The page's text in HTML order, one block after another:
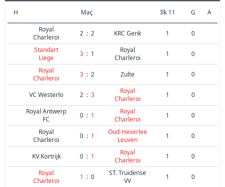
H Maç İlk 11 G
A
Royal
Charleroi
2 : 2 KRC Genk 1
0
Standart
Liege
3 : 1
Royal
Charleroi
1
0
Royal
Charleroi
3 : 2 Zulte 1 0
VC Westerlo 2 : 3
Royal
Charleroi
1
0
Royal Antwerp
FC
0 : 1
Royal
Charleroi
1
0
Royal
Charleroi
0 : 1
Oud-Heverlee
Leuven
1 0
KV Kortrijk 0 : 1
Royal
Charleroi
1
0
Royal
Charleroi
1 : 0
ST. Truidense
VV
1 0